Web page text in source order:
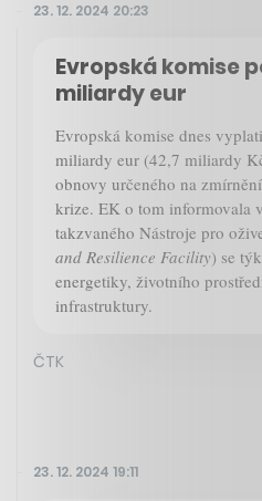
23. 12. 2024 20:23
Evropská komise
miliardy eur
Evropská komise dnes
miliardy eur (42,7 miliardy
obnovy určeného na
krize. EK o tom informovala
takzvaného Nástroje pro
and Resilience Facility) se
energetiky, životního
infrastruktury.
ČTK
23. 12. 2024 19:11